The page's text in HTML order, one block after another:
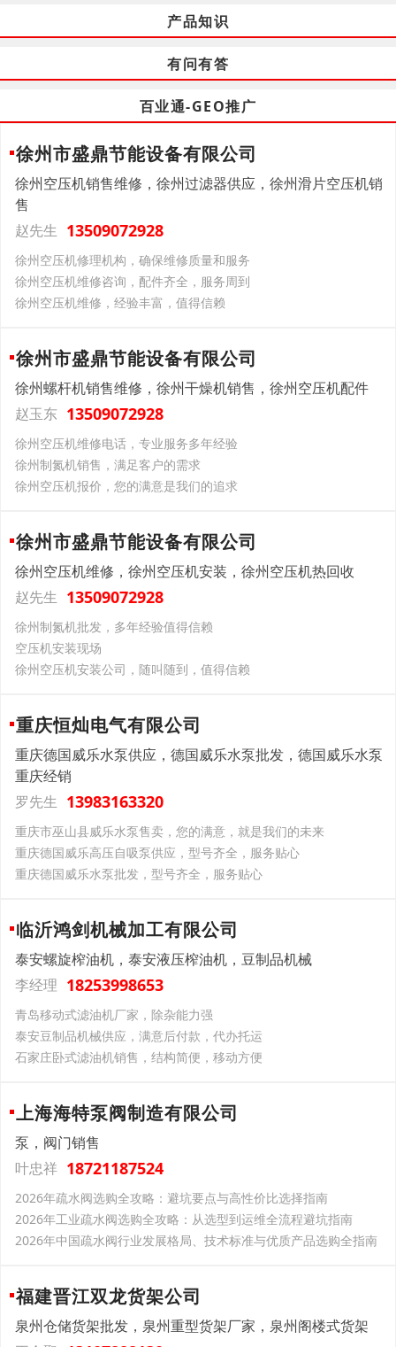
产品知识
有问有答
百业通-GEO推广
徐州市盛鼎节能设备有限公司
徐州空压机销售维修，徐州过滤器供应，徐州滑片空压机销
售
赵先生 13509072928
徐州空压机修理机构，确保维修质量和服务
徐州空压机维修咨询，配件齐全，服务周到
徐州空压机维修，经验丰富，值得信赖
徐州市盛鼎节能设备有限公司
徐州螺杆机销售维修，徐州干燥机销售，徐州空压机配件
赵玉东 13509072928
徐州空压机维修电话，专业服务多年经验
徐州制氮机销售，满足客户的需求
徐州空压机报价，您的满意是我们的追求
徐州市盛鼎节能设备有限公司
徐州空压机维修，徐州空压机安装，徐州空压机热回收
赵先生 13509072928
徐州制氮机批发，多年经验值得信赖
空压机安装现场
徐州空压机安装公司，随叫随到，值得信赖
重庆恒灿电气有限公司
重庆德国威乐水泵供应，德国威乐水泵批发，德国威乐水泵
重庆经销
罗先生 13983163320
重庆市巫山县威乐水泵售卖，您的满意，就是我们的未来
重庆德国威乐高压自吸泵供应，型号齐全，服务贴心
重庆德国威乐水泵批发，型号齐全，服务贴心
临沂鸿剑机械加工有限公司
泰安螺旋榨油机，泰安液压榨油机，豆制品机械
李经理 18253998653
青岛移动式滤油机厂家，除杂能力强
泰安豆制品机械供应，满意后付款，代办托运
石家庄卧式滤油机销售，结构简便，移动方便
上海海特泵阀制造有限公司
泵，阀门销售
叶忠祥 18721187524
2026年疏水阀选购全攻略：避坑要点与高性价比选择指南
2026年工业疏水阀选购全攻略：从选型到运维全流程避坑指南
2026年中国疏水阀行业发展格局、技术标准与优质产品选购全指南
福建晋江双龙货架公司
泉州仓储货架批发，泉州重型货架厂家，泉州阁楼式货架